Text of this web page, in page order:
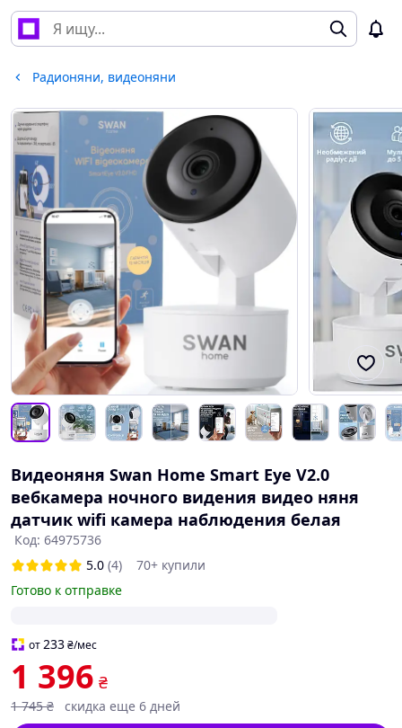
Радионяни, видеоняни
Видеоняня Swan Home Smart Eye V2.0
вебкамера ночного видения видео няня
датчик wifi камера наблюдения белая
Код: 64975736
5.0 (4)
70+ купили
Готово к отправке
от233₴/мес
1 396 ₴
1 745 ₴ скидка еще 6 дней